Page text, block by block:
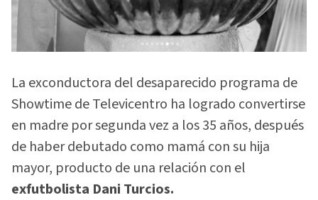
La exconductora del desaparecido programa de
Showtime de Televicentro ha logrado convertirse
en madre por segunda vez a los 35 años, después
de haber debutado como mamá con su hija
mayor, producto de una relación con el
exfutbolista Dani Turcios.